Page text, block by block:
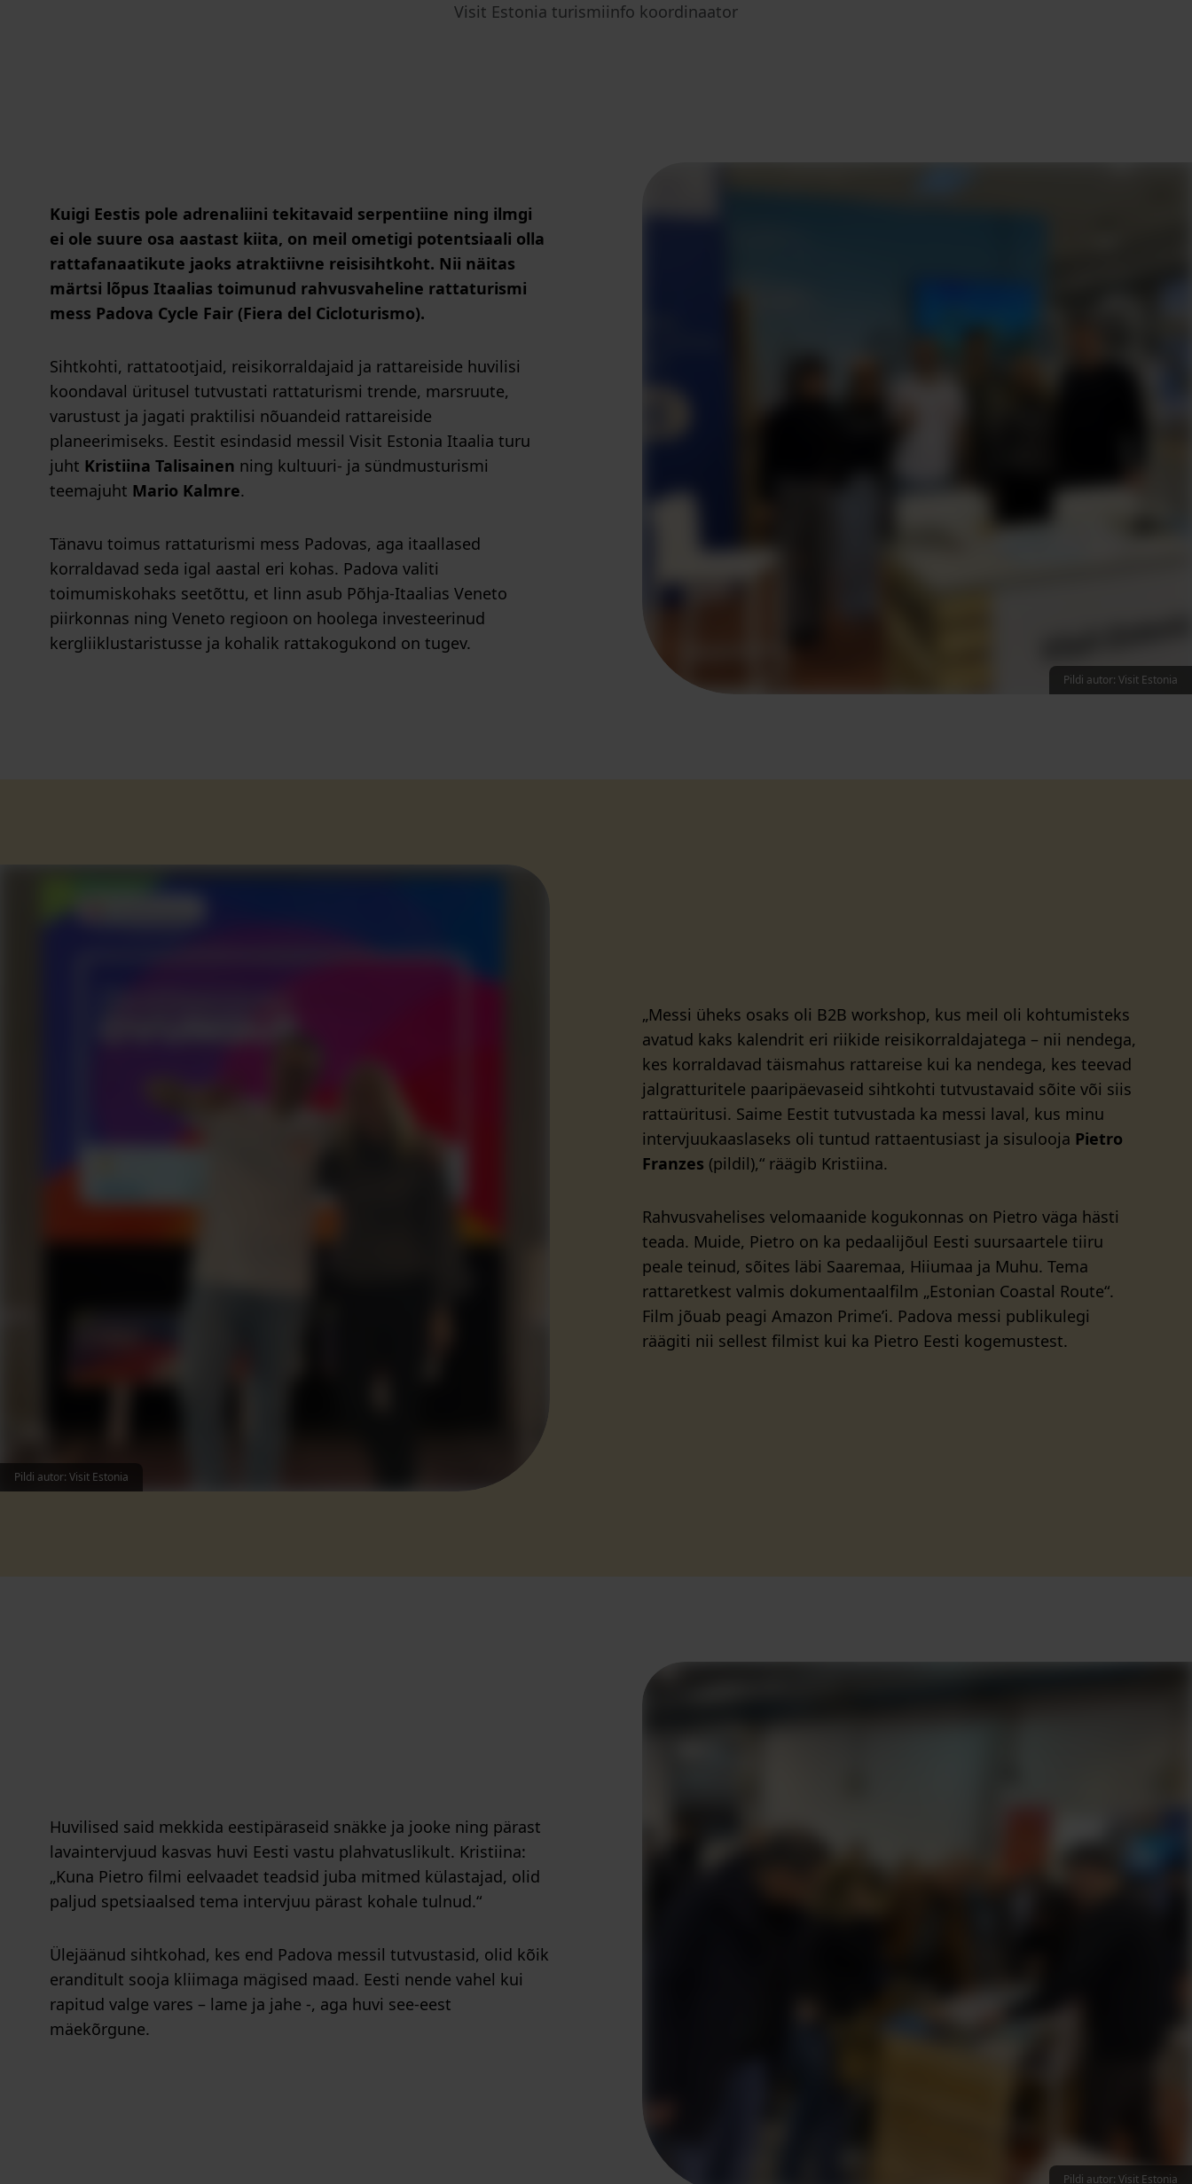
Visit Estonia turismiinfo koordinaator
Kuigi Eestis pole adrenaliini tekitavaid serpentiine ning ilmgi
ei ole suure osa aastast kiita, on meil ometigi potentsiaali olla
rattafanaatikute jaoks atraktiivne reisisihtkoht. Nii näitas
märtsi lõpus Itaalias toimunud rahvusvaheline rattaturismi
mess Padova Cycle Fair (Fiera del Cicloturismo).
Sihtkohti, rattatootjaid, reisikorraldajaid ja rattareiside huvilisi
koondaval üritusel tutvustati rattaturismi trende, marsruute,
varustust ja jagati praktilisi nõuandeid rattareiside
planeerimiseks. Eestit esindasid messil Visit Estonia Itaalia turu
juht Kristiina Talisainen ning kultuuri- ja sündmusturismi
teemajuht Mario Kalmre.
Tänavu toimus rattaturismi mess Padovas, aga itaallased
korraldavad seda igal aastal eri kohas. Padova valiti
toimumiskohaks seetõttu, et linn asub Põhja-Itaalias Veneto
piirkonnas ning Veneto regioon on hoolega investeerinud
kergliiklustaristusse ja kohalik rattakogukond on tugev.
Pildi autor: Visit Estonia
„Messi üheks osaks oli B2B workshop, kus meil oli kohtumisteks
avatud kaks kalendrit eri riikide reisikorraldajatega – nii nendega,
kes korraldavad täismahus rattareise kui ka nendega, kes teevad
jalgratturitele paaripäevaseid sihtkohti tutvustavaid sõite või siis
rattaüritusi. Saime Eestit tutvustada ka messi laval, kus minu
intervjuukaaslaseks oli tuntud rattaentusiast ja sisulooja Pietro
Franzes (pildil),“ räägib Kristiina.
Rahvusvahelises velomaanide kogukonnas on Pietro väga hästi
teada. Muide, Pietro on ka pedaalijõul Eesti suursaartele tiiru
peale teinud, sõites läbi Saaremaa, Hiiumaa ja Muhu. Tema
rattaretkest valmis dokumentaalfilm „Estonian Coastal Route“.
Film jõuab peagi Amazon Prime’i. Padova messi publikulegi
räägiti nii sellest filmist kui ka Pietro Eesti kogemustest.
Pildi autor: Visit Estonia
Huvilised said mekkida eestipäraseid snäkke ja jooke ning pärast
lavaintervjuud kasvas huvi Eesti vastu plahvatuslikult. Kristiina:
„Kuna Pietro filmi eelvaadet teadsid juba mitmed külastajad, olid
paljud spetsiaalsed tema intervjuu pärast kohale tulnud.“
Ülejäänud sihtkohad, kes end Padova messil tutvustasid, olid kõik
eranditult sooja kliimaga mägised maad. Eesti nende vahel kui
rapitud valge vares – lame ja jahe -, aga huvi see-eest
mäekõrgune.
Pildi autor: Visit Estonia